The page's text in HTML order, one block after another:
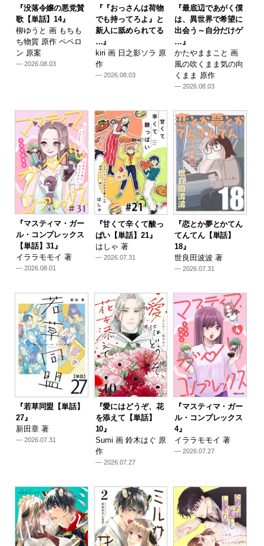
『没落令嬢の悪党賛
歌【単話】14』
柳ゆうと 画 もちも
ち物質 原作 ペペロ
ン 原案
— 2026.08.03
『『おっさんは荷物
でも持ってろよ』と
新人に舐められてる
…』
kiri 画 日之影ソラ 原
作
— 2026.08.03
『最底辺であがく僕
は、異世界で希望に
出会う～自分だけゲ
…』
かたやままこと 画
風の吹くまま気の向
くまま 原作
— 2026.08.03
『マスティマ・ガー
ル・コンプレックス
【単話】31』
イララモモイ 著
— 2026.08.01
『甘くて辛くて酸っ
ぱい【単話】21』
はしゃ 著
— 2026.07.31
『恋とか夢とかてん
てんてん【単話】
18』
世良田波波 著
— 2026.07.31
『若草同盟【単話】
27』
新田章 著
— 2026.07.31
『愛にはどうぞ、花
を添えて【単話】
10』
Sumi 画 鈴木はぐ 原
作
— 2026.07.27
『マスティマ・ガー
ル・コンプレックス
4』
イララモモイ 著
— 2026.07.27